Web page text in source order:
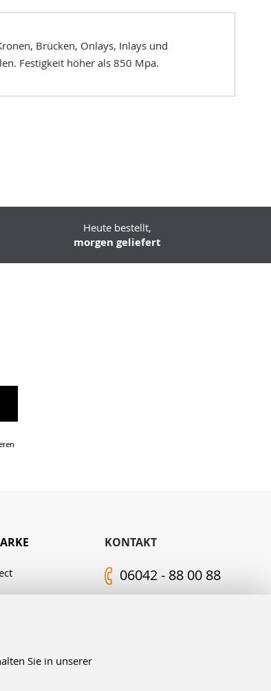
Sie in unserer
Brücken, Onlays, Inlays und
Festigkeit höher als 850 Mpa.
Heute bestellt,
morgen geliefert
KONTAKT
06042 - 88 00 88